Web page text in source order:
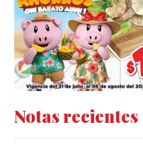
Notas recientes